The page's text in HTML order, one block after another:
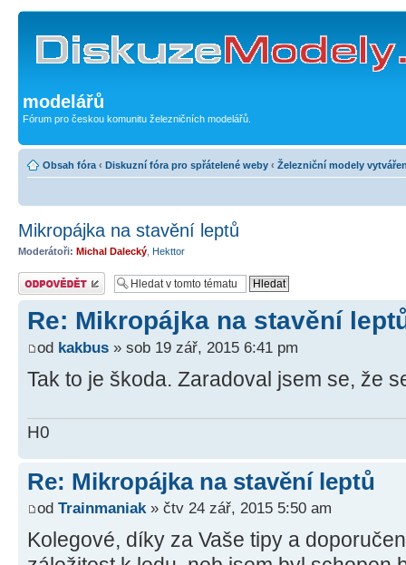
modelářů
Fórum pro českou komunitu železničních modelářů.
Obsah fóra ‹ Diskuzní fóra pro spřátelené weby ‹ Železniční modely
Mikropájka na stavění leptů
Moderátoři: Michal Dalecký Hekttor
Odeslat odpověď
Re: Mikropájka na stavění
od kakbus » sob 19 zář, 2015 6:41 pm
Tak to je škoda. Zaradoval jsem se, že
H0
Re: Mikropájka na stavění leptů
od Trainmaniak» čtv 24 zář, 2015 5:50 am
Kolegové, díky za Vaše tipy a